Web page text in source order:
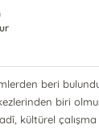
beri
biri
kültürel çalışma